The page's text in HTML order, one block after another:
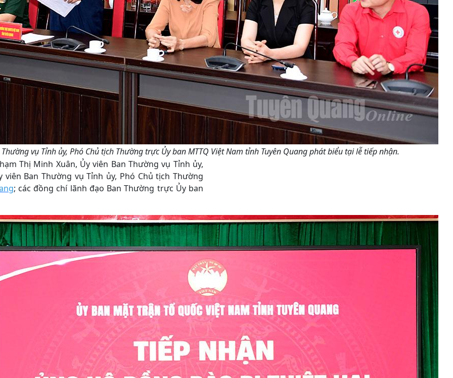
vụ Tỉnh ủy, Phó Chủ tịch Thường trực Ủy ban MTTQ Việt Nam tỉnh Tuyên Quang phát biểu tại lễ tiếp nhận.
Thị Minh Xuân, Ủy viên Ban Thường vụ Tỉnh ủy,
Ban Thường vụ Tỉnh ủy, Phó Chủ tịch Thường
; các đồng chí lãnh đạo Ban Thường trực Ủy ban